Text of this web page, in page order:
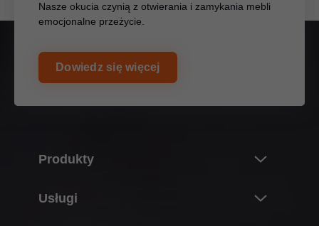
Nasze okucia czynią z otwierania i zamykania mebli
emocjonalne przeżycie.
Dowiedz się więcej
Produkty
Usługi